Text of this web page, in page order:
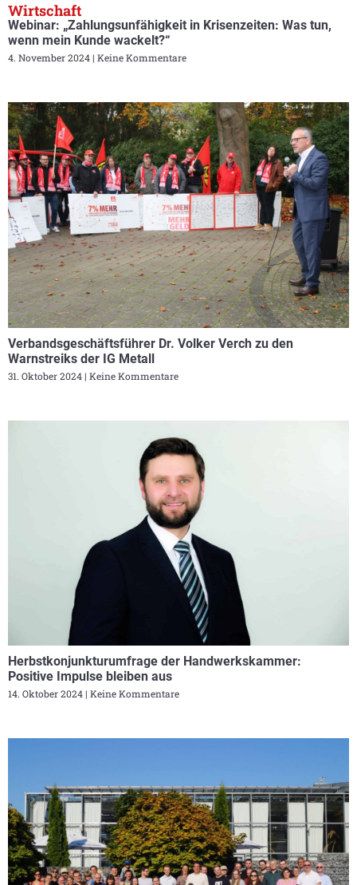
Wirtschaft
Webinar: „Zahlungsunfähigkeit in Krisenzeiten: Was tun,
wenn mein Kunde wackelt?“
4. November 2024 Keine Kommentare
Verbandsgeschäftsführer Dr. Volker Verch zu den
Warnstreiks der IG Metall
31. Oktober 2024 Keine Kommentare
Herbstkonjunkturumfrage der Handwerkskammer:
Positive Impulse bleiben aus
14. Oktober 2024 Keine Kommentare